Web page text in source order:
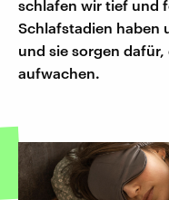
schlafen wir tief und
Schlafstadien haben
und sie sorgen
aufwachen.